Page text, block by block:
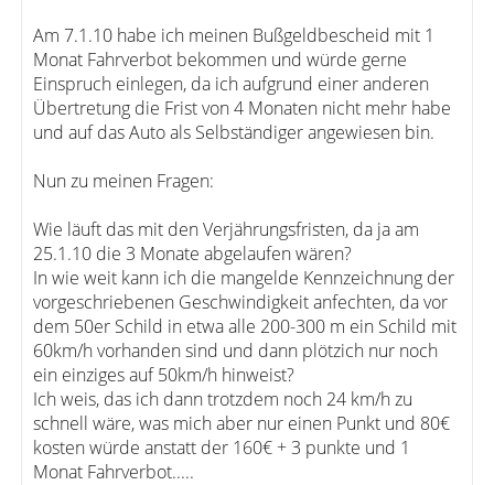
Am 7.1.10 habe ich meinen Bußgeldbescheid mit 1
Monat Fahrverbot bekommen und würde gerne
Einspruch einlegen, da ich aufgrund einer anderen
Übertretung die Frist von 4 Monaten nicht mehr habe
und auf das Auto als Selbständiger angewiesen bin.
Nun zu meinen Fragen:
Wie läuft das mit den Verjährungsfristen, da ja am
25.1.10 die 3 Monate abgelaufen wären?
In wie weit kann ich die mangelde Kennzeichnung der
vorgeschriebenen Geschwindigkeit anfechten, da vor
dem 50er Schild in etwa alle 200-300 m ein Schild mit
60km/h vorhanden sind und dann plötzich nur noch
ein einziges auf 50km/h hinweist?
Ich weis, das ich dann trotzdem noch 24 km/h zu
schnell wäre, was mich aber nur einen Punkt und 80€
kosten würde anstatt der 160€ + 3 punkte und 1
Monat Fahrverbot.....